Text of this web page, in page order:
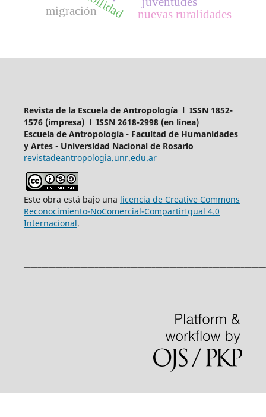
nuevas ruralidades
migración
Revista de la Escuela de Antropología l ISSN 1852-
1576 (impresa) l ISSN 2618-2998 (en línea)
Escuela de Antropología - Facultad de Humanidades
y Artes - Universidad Nacional de Rosario
revistadeantropologia.unr.edu.ar
Este obra está bajo una licencia de Creative Commons
Reconocimiento-NoComercial-CompartirIgual 4.0
Internacional.